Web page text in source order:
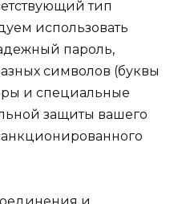
тип
использовать
пароль,
символов (буквы
и специальные
защиты вашего